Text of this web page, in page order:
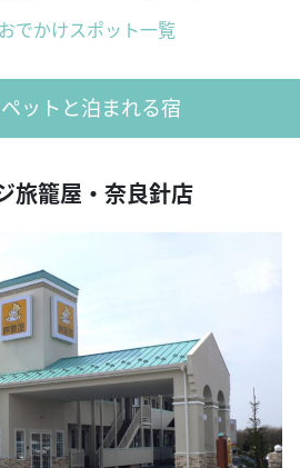
でかけスポット一覧
ットと泊まれる宿
旅籠屋・奈良針店